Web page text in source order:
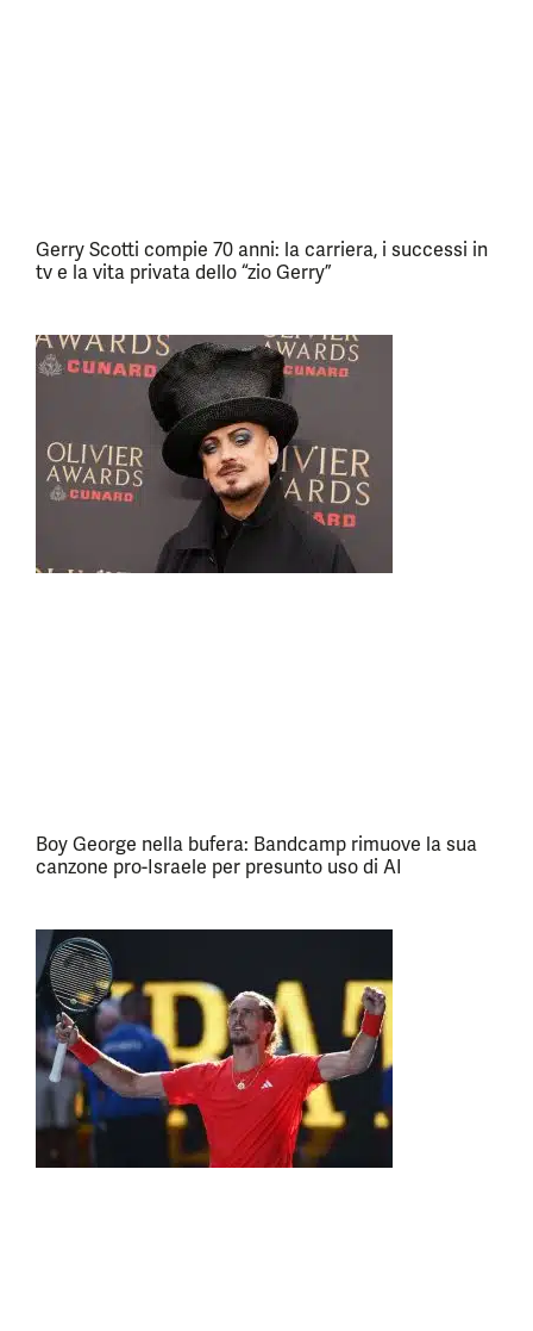
Gerry Scotti compie 70 anni: la carriera, i successi in
tv e la vita privata dello “zio Gerry”
Boy George nella bufera: Bandcamp rimuove la sua
canzone pro-Israele per presunto uso di AI